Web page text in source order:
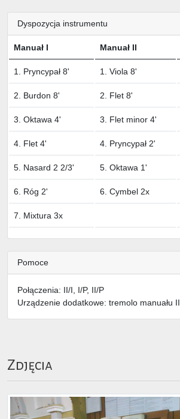
Dyspozycja instrumentu
Manuał I Manuał II
1. Pryncypał 8' 1. Viola 8'
2. Burdon 8' 2. Flet 8'
3. Oktawa 4' 3. Flet minor 4'
4. Flet 4' 4. Pryncypał 2'
5. Nasard 2 2/3' 5. Oktawa 1'
6. Róg 2' 6. Cymbel 2x
7. Mixtura 3x
Pomoce
Połączenia: II/I, I/P, II/P
Urządzenie dodatkowe: tremolo manuału II
Zdjęcia